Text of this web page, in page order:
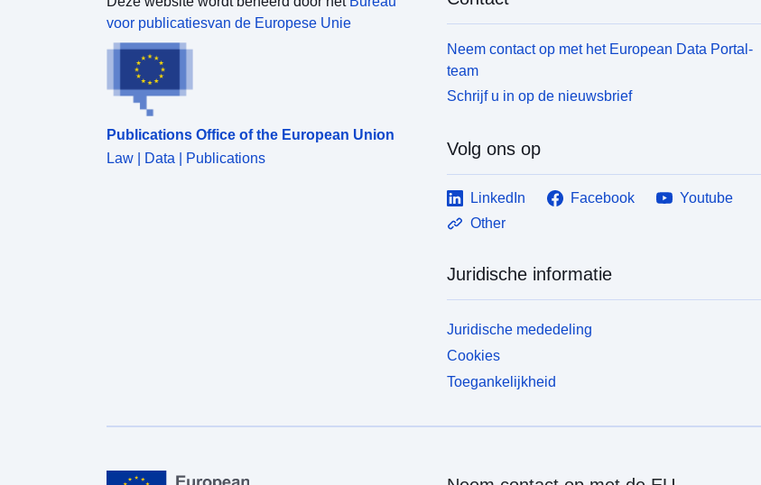
voor publicatiesvan de Europese Unie
Publications Office of the European Union
Law | Data | Publications
Neem contact op met het European Data Portal-
team
Schrijf u in op de nieuwsbrief
Volg ons op
LinkedIn Facebook
Youtube
Other
Juridische informatie
Juridische mededeling
Cookies
Toegankelijkheid